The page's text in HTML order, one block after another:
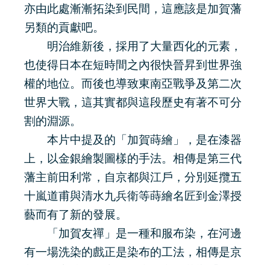
亦由此處漸漸拓染到民間，這應該是加賀藩
另類的貢獻吧。
明治維新後，採用了大量西化的元素，
也使得日本在短時間之內很快晉昇到世界強
權的地位。而後也導致東南亞戰爭及第二次
世界大戰，這其實都與這段歷史有著不可分
割的淵源。
本片中提及的「加賀蒔繪」，是在漆器
上，以金銀繪製圖樣的手法。相傳是第三代
藩主前田利常，自京都與江戶，分別延攬五
十嵐道甫與清水九兵衛等蒔繪名匠到金澤授
藝而有了新的發展。
「加賀友禪」是一種和服布染，在河邊
有一場洗染的戲正是染布的工法，相傳是京